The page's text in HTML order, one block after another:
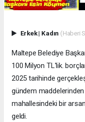
Erkek| Kadın (Haberi
Maltepe Belediye
100 Milyon TL'lik.
2025 tarihinde
gündem
mahallesindeki bir
geldi.